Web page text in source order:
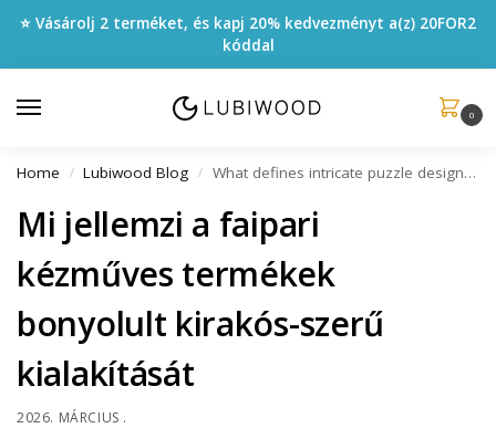
⭐ Vásárolj 2 terméket, és kapj 20% kedvezményt a(z) 20FOR2
kóddal
0
Home / Lubiwood Blog / What defines intricate puzzle design in wooden crafts
Mi jellemzi a faipari
kézműves termékek
bonyolult kirakós-szerű
kialakítását
2026. MÁRCIUS .